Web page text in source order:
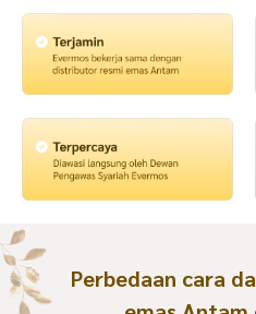
Perbedaan cara